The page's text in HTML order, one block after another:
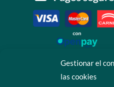
Gestionar el
las cookies